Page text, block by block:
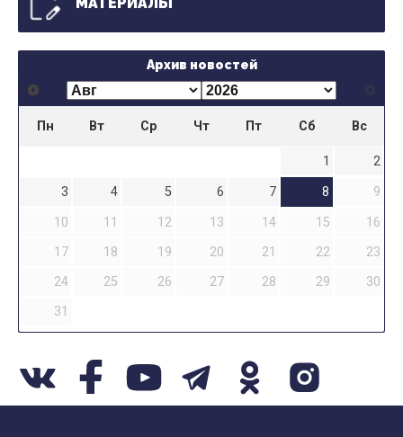
МАТЕРИАЛЫ
Архив новостей
Пн Вт Ср Чт Пт Сб Вс
1
2
3
4 5 6 7 8
9
10
11 12 13 14 15
16
17
18 19 20 21 22
23
24
25 26 27 28 29
30
31